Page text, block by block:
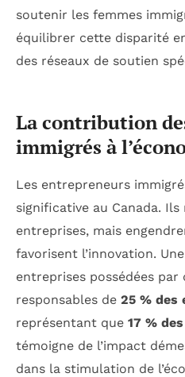
soutenir les femmes
équilibrer cette disparité
des réseaux de soutien
La contribution
immigrés à
Les entrepreneurs
significative au Canada.
entreprises, mais
favorisent l’innovation.
entreprises possédées
responsables de 25 % des
représentant que 17 %
témoigne de l’impact
dans la stimulation de